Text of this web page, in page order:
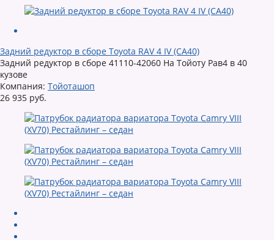
Задний редуктор в сборе Toyota RAV 4 IV (CA40)
Задний редуктор в сборе 41110-42060 На Тойоту Рав4 в 40
кузове
Компания: Тойоташоп
26 935 руб.